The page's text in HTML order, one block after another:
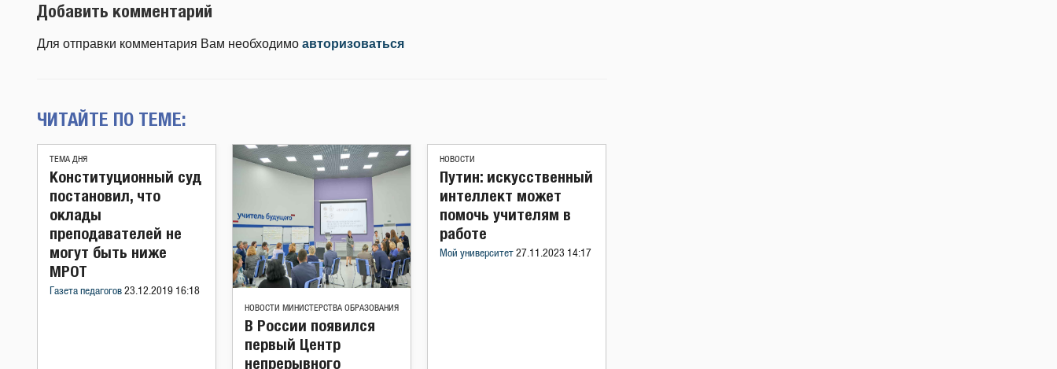
Добавить комментарий
Для отправки комментария Вам необходимо авторизоваться
ЧИТАЙТЕ ПО ТЕМЕ:
ТЕМА ДНЯ
Конституционный суд
постановил, что
оклады
преподавателей не
могут быть ниже
МРОТ
Газета педагогов 23.12.2019 16:18
НОВОСТИ МИНИСТЕРСТВА ОБРАЗОВАНИЯ
В России появился
первый Центр
непрерывного
НОВОСТИ
Путин: искусственный
интеллект может
помочь учителям в
работе
Мой университет 27.11.2023 14:17